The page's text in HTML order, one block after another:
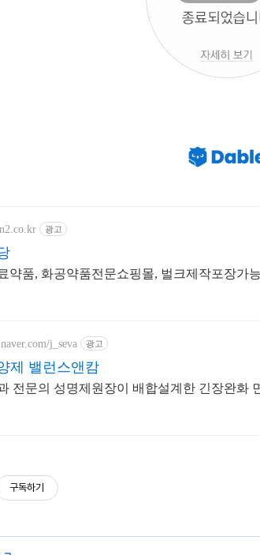
광고
약품, 화공약품전문쇼핑몰, 벌크제작포장가
j_seva 광고
제 밸런스앤캄
전문의 성명제원장이 배합설계한 긴장완화
구독하기